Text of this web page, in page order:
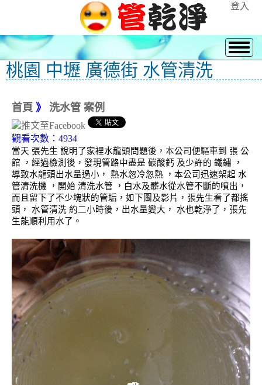
登入
桃園 中壢 廣德街 水管清洗
首頁 》 洗水管 案例
觀看次數：4934
當天 張先生 說明了家裡水龍頭問題後，本公司便驅車到 張 公
館 ，經過檢測後，發現管路中盡是 碳酸鈣 及少許的 鐵鏽 ，
導致水龍頭出水量過小， 熱水忽冷忽熱 ，本公司迅速架起 水
管清洗機 ，開始 清洗水管 ，白水及髒水從水管不斷的噴出，
而且留下了不少塊狀的管垢，如下圖及影片，張先生看了都搖
頭， 水管清洗 約二小時後，出水量變大， 水也乾淨了，張先
生能順利用水了。